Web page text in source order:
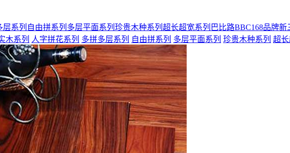
层系列 自由拼系列 多层平面系列 珍贵木种系列 超长超宽系列 巴比路BBC168品牌新
木系列 人字拼花系列 多拼多层系列 自由拼系列 多层平面系列 珍贵木种系列 超长